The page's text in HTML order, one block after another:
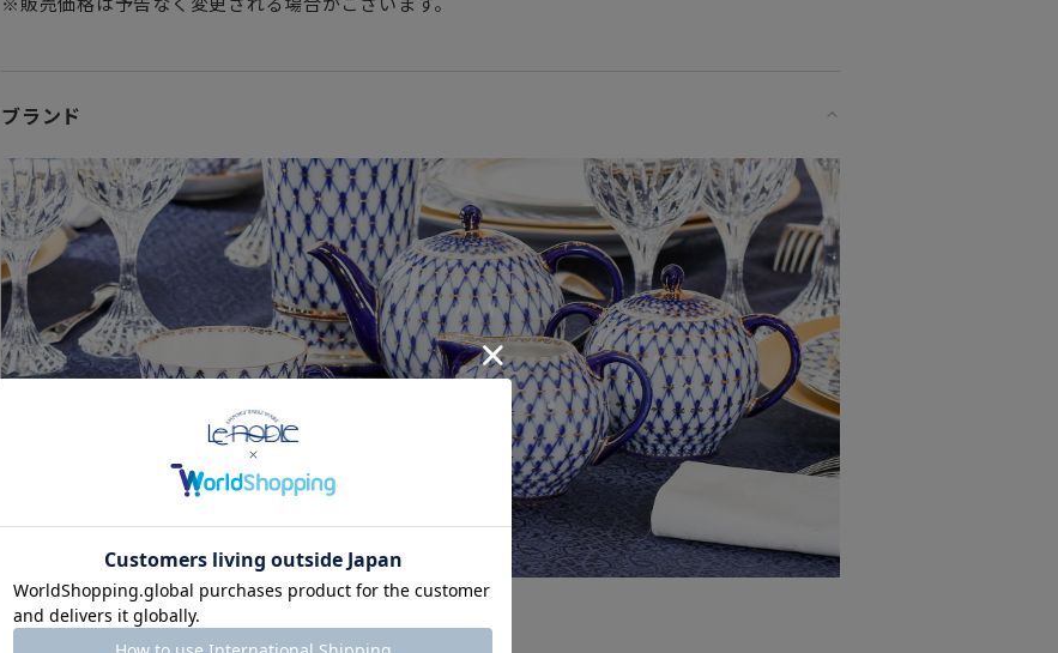
人気があります。
お祝いのギフトやプレゼントとしてだけでなく
ブランド
ブランド